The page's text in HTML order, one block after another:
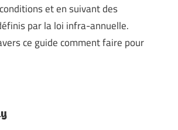
et en suivant des
par la loi infra-annuelle.
ce guide comment faire pour